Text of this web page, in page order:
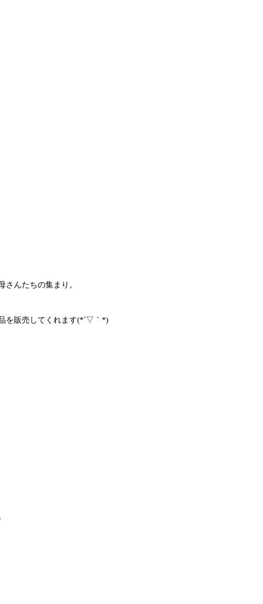
んたちの集まり。
を販売してくれます(*´▽｀*)